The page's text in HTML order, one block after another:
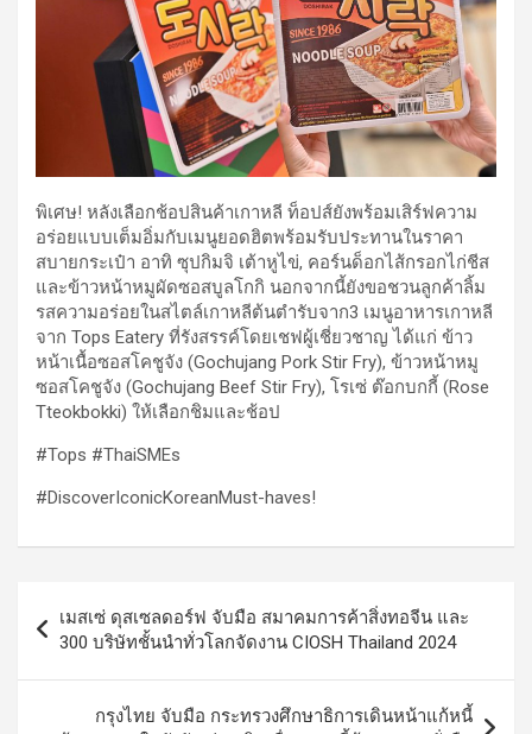
พิเศษ! หลังเลือกช้อปสินค้าเกาหลี ท็อปส์ยังพร้อมเสิร์ฟความ
อร่อยแบบเต็มอิ่มกับเมนูยอดฮิตพร้อมรับประทานในราคา
สบายกระเป๋า อาทิ ซุปกิมจิ เต้าหูไข่, คอร์นด็อกไส้กรอกไก่ชีส
และข้าวหน้าหมูผัดซอสบูลโกกิ นอกจากนี้ยังขอชวนลูกค้าลิ้ม
รสความอร่อยในสไตล์เกาหลีต้นตำรับจาก3 เมนูอาหารเกาหลี
จาก Tops Eatery ที่รังสรรค์โดยเชฟผู้เชี่ยวชาญ ได้แก่ ข้าว
หน้าเนื้อซอสโคชูจัง (Gochujang Pork Stir Fry), ข้าวหน้าหมู
ซอสโคชูจัง (Gochujang Beef Stir Fry), โรเซ่ ต๊อกบกกี้ (Rose
Tteokbokki) ให้เลือกชิมและช้อป
#Tops #ThaiSMEs
#DiscoverIconicKoreanMust-haves!
เรื่อง
เมสเซ่ ดุสเซลดอร์ฟ จับมือ สมาคมการค้าสิ่งทอจีน และ
300 บริษัทชั้นนำทั่วโลกจัดงาน CIOSH Thailand 2024
กรุงไทย จับมือ กระทรวงศึกษาธิการเดินหน้าแก้หนี้